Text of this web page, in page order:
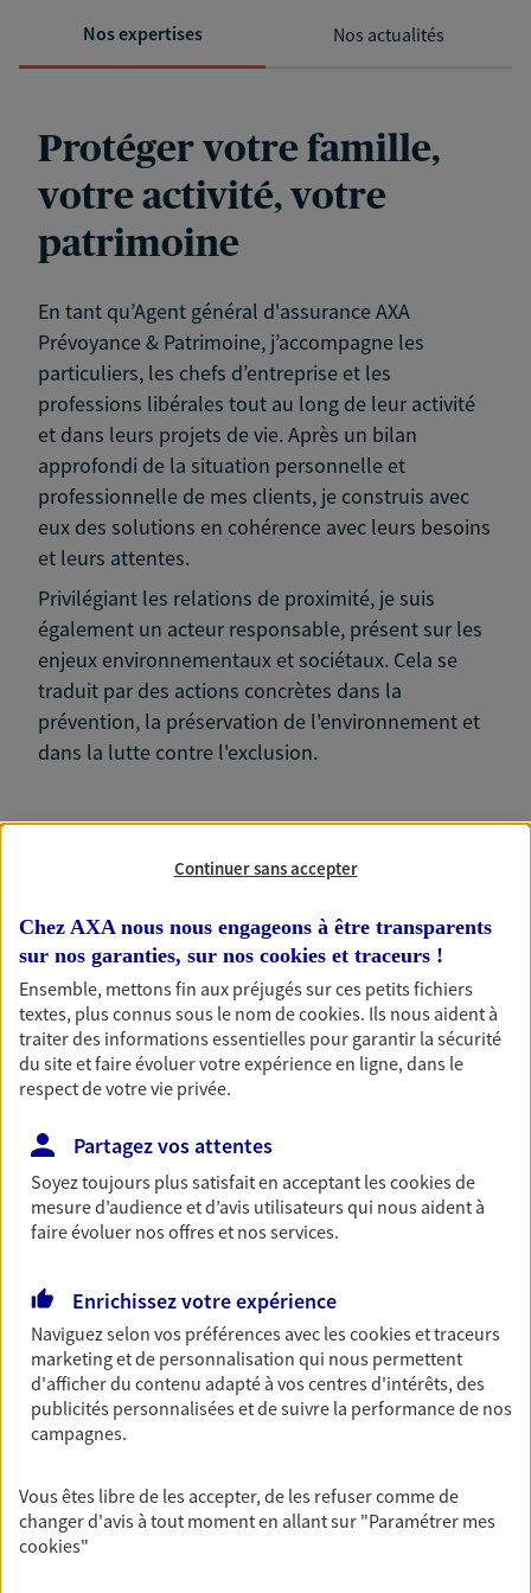
Nos expertises Nos actualités
Protéger votre famille,
votre activité, votre
patrimoine
En tant qu’Agent général d'assurance AXA
Prévoyance & Patrimoine, j’accompagne les
particuliers, les chefs d’entreprise et les
professions libérales tout au long de leur activité
et dans leurs projets de vie. Après un bilan
approfondi de la situation personnelle et
professionnelle de mes clients, je construis avec
eux des solutions en cohérence avec leurs besoins
et leurs attentes.
Privilégiant les relations de proximité, je suis
également un acteur responsable, présent sur les
enjeux environnementaux et sociétaux. Cela se
traduit par des actions concrètes dans la
prévention, la préservation de l'environnement et
dans la lutte contre l'exclusion.
Accompagner les
professionnels et les
entreprises
bâtissons ensemble des solutions cohérentes pour
protéger votre activité, vos collaborateurs... mais aussi
vous-même et votre famille.
vie
Achat immobilier, installation, départ à la retraite…
Autant de moments de vie qui nécessitent des solutions
d'assurance et d'épargne. Recevez un conseil d'expert
cohérent avec vos besoins
Vous aider à constituer une
épargne
Continuer sans accepter
Chez AXA nous nous engageons à être transparents
sur nos garanties, sur nos cookies et traceurs !
Ensemble, mettons fin aux préjugés sur ces petits fichiers
textes, plus connus sous le nom decookies. Ils nous aident à
traiter des informations essentielles pour garantir la sécurité
du site et faire évoluer votre expérience en ligne, dans le
respect de votre vie privée.
Partagez vos attentes
Soyez toujours plus satisfait en acceptant lescookiesde
mesure d’audience et d’avis utilisateurs qui nous aident à
faire évoluer nos offres et nos services.
Enrichissez votre expérience
Naviguez selon vos préférences avec lescookies et traceurs
marketing et de personnalisation qui nous permettent
d'afficher du contenu adapté à vos centres d'intérêts, des
publicités personnalisées et de suivre la performance de nos
campagnes.
Vous êtes libre de les accepter, de les refuser comme de
changer d'avis à tout moment en allant sur "Paramétrer mes
cookies"